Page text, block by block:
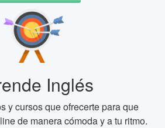
Inglés
y cursos que ofrecerte para que
de manera cómoda y a tu ritmo.